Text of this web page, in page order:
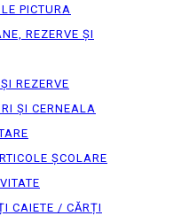
PICTURA
REZERVE ȘI
REZERVE
ȘI CERNEALA
ȘCOLARE
CAIETE / CĂRȚI